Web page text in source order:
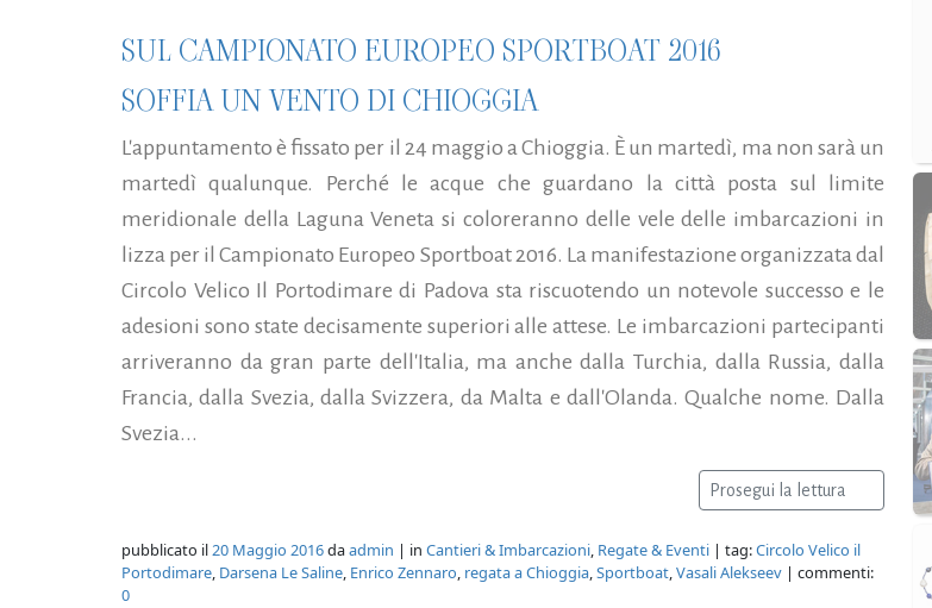
SUL CAMPIONATO EUROPEO SPORTBOAT 2016
SOFFIA UN VENTO DI CHIOGGIA
L'appuntamento è fissato per il 24 maggio a Chioggia. È un martedì, ma non sarà un
martedì qualunque. Perché le acque che guardano la città posta sul limite
meridionale della Laguna Veneta si coloreranno delle vele delle imbarcazioni in
lizza per il Campionato Europeo Sportboat 2016. La manifestazione organizzata dal
Circolo Velico Il Portodimare di Padova sta riscuotendo un notevole successo e le
adesioni sono state decisamente superiori alle attese. Le imbarcazioni partecipanti
arriveranno da gran parte dell'Italia, ma anche dalla Turchia, dalla Russia, dalla
Francia, dalla Svezia, dalla Svizzera, da Malta e dall'Olanda. Qualche nome. Dalla
Svezia...
Prosegui la lettura
pubblicato il20 Maggio 2016daadmin | in Cantieri & Imbarcazioni, Regate & Eventi | tag:Circolo Velico il
Portodimare, Darsena Le Saline, Enrico Zennaro, regata a Chioggia,Sportboat,Vasali Alekseev | commenti:
0